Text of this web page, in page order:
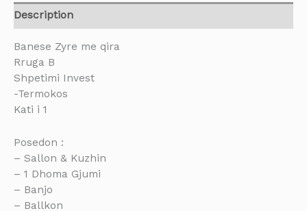
Description
Banese Zyre me qira
Rruga B
Shpetimi Invest
-Termokos
Kati i 1
Posedon :
– Sallon & Kuzhin
– 1 Dhoma Gjumi
– Banjo
– Ballkon